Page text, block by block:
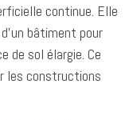
continue. Elle
bâtiment pour
de sol élargie. Ce
les constructions